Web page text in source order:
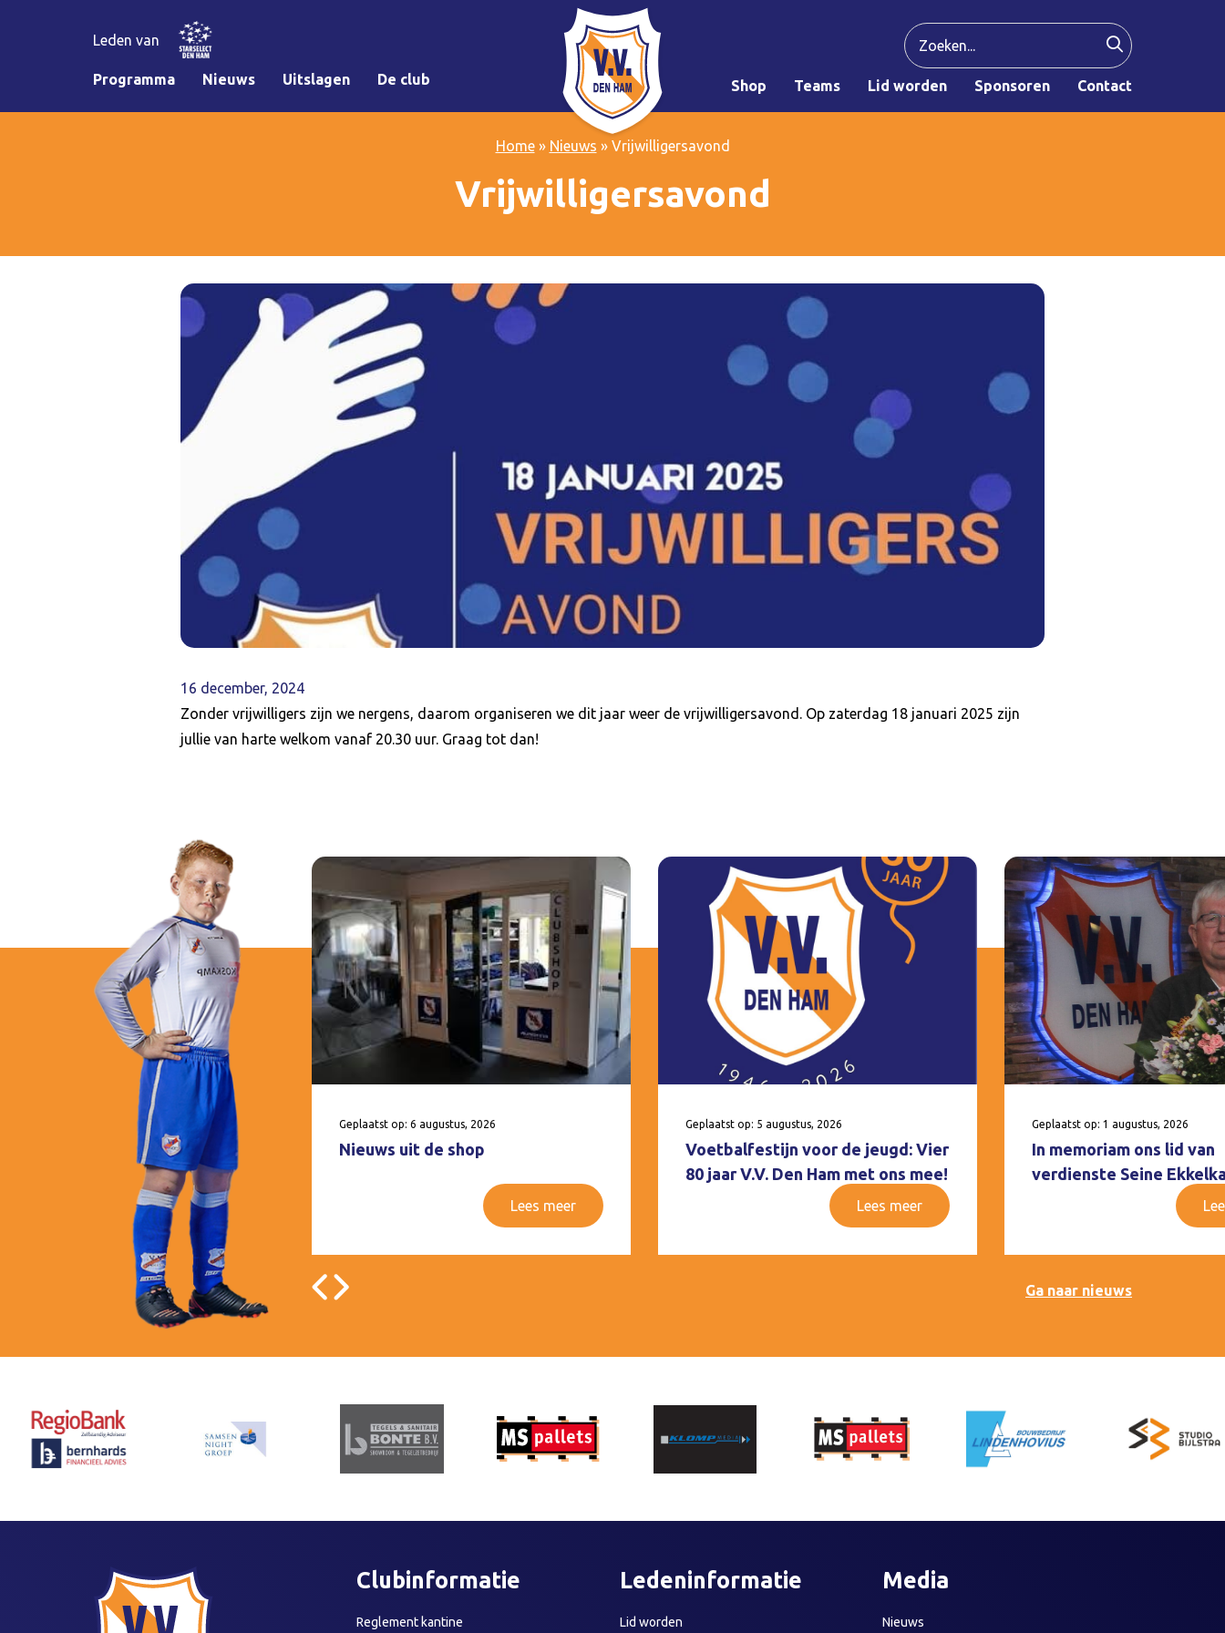
Leden van
Programma Nieuws Uitslagen De club Shop Teams Lid worden Sponsoren Contact
Home» Nieuws » Vrijwilligersavond
Vrijwilligersavond
16 december, 2024
Zonder vrijwilligers zijn we nergens, daarom organiseren we dit jaar weer de vrijwilligersavond. Op zaterdag 18 januari 2025 zijn
jullie van harte welkom vanaf 20.30 uur. Graag tot dan!
Geplaatst op: 6 augustus, 2026
Nieuws uit de shop
Lees meer
Geplaatst op: 5 augustus, 2026
Voetbalfestijn voor de jeugd: Vier
80 jaar V.V. Den Ham met ons mee!
Lees meer
Geplaatst op: 1 augustus, 2026
In memoriam ons lid van
verdienste Seine
Ga naar nieuws
Clubinformatie
Reglement kantine
Ledeninformatie
Lid worden
Media
Nieuws